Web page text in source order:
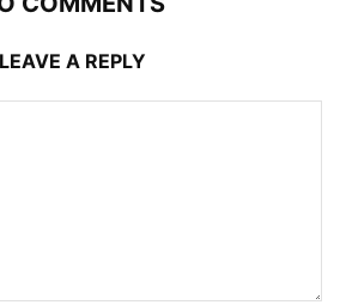
LEAVE A REPLY